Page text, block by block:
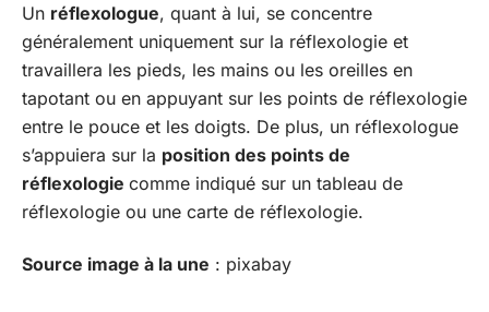
Un réflexologue, quant à lui, se concentre
généralement uniquement sur la réflexologie et
travaillera les pieds, les mains ou les oreilles en
tapotant ou en appuyant sur les points de réflexologie
entre le pouce et les doigts. De plus, un réflexologue
s’appuiera sur la position des points de
réflexologie comme indiqué sur un tableau de
réflexologie ou une carte de réflexologie.
Source image à la une : pixabay